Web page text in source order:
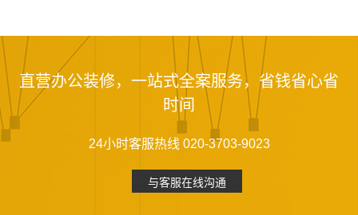
直营办公装修，一站式全案服务，省钱省心省
时间
24小时客服热线 020-3703-9023
与客服在线沟通